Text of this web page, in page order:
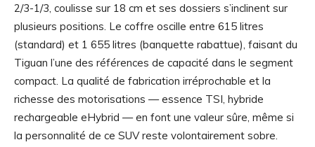
2/3-1/3, coulisse sur 18 cm et ses dossiers s’inclinent sur
plusieurs positions. Le coffre oscille entre 615 litres
(standard) et 1 655 litres (banquette rabattue), faisant du
Tiguan l’une des références de capacité dans le segment
compact. La qualité de fabrication irréprochable et la
richesse des motorisations — essence TSI, hybride
rechargeable eHybrid — en font une valeur sûre, même si
la personnalité de ce SUV reste volontairement sobre.